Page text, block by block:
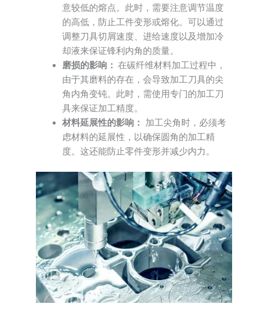
意较低的熔点。此时，需要注意调节温度
的高低，防止工件变形或熔化。可以通过
调整刀具切屑速度、进给速度以及增加冷
却液来保证锋利内角的质量。
磨损的影响： 在碳纤维材料加工过程中，
由于其磨料的存在，会导致加工刀具的尖
角内角变钝。此时，需使用专门的加工刀
具来保证加工精度。
材料延展性的影响：
加工尖角时，必须考
虑材料的延展性，以确保圆角的加工精
度。这还能防止零件变形并减少内力。